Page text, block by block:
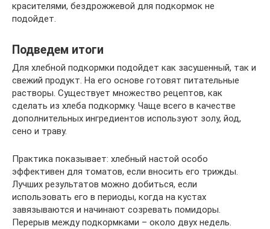
красителями, бездрожжевой для подкормок не
подойдет.
Подведем итоги
Для хлебной подкормки подойдет как засушенный, так и
свежий продукт. На его основе готовят питательные
растворы. Существует множество рецептов, как
сделать из хлеба подкормку. Чаще всего в качестве
дополнительных ингредиентов используют золу, йод,
сено и траву.
Практика показывает: хлебный настой особо
эффективен для томатов, если вносить его трижды.
Лучших результатов можно добиться, если
использовать его в периоды, когда на кустах
завязываются и начинают созревать помидоры.
Перерыв между подкормками – около двух недель.